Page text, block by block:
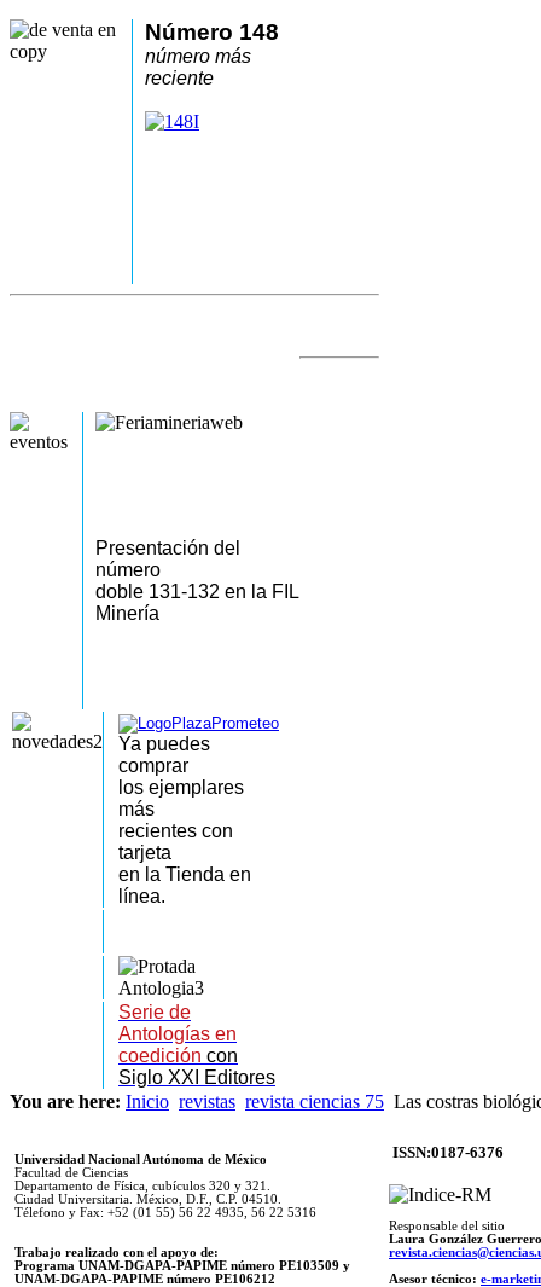
Número 148
número más
reciente
Presentación del
número
doble 131-132 en la FIL
Minería
Ya puedes
comprar
los ejemplares
más
recientes con
tarjeta
en la Tienda en
línea.
Serie de
Antologías en
coedición con
Siglo XXI Editores
You are here: Inicio revistas revista ciencias 75 Las costras
Universidad Nacional Autónoma de México
Facultad de Ciencias
Departamento de Física, cubículos 320 y 321.
Ciudad Universitaria. México, D.F., C.P. 04510.
Télefono y Fax: +52 (01 55) 56 22 4935, 56 22 5316
Trabajo realizado con el apoyo de:
Programa UNAM-DGAPA-PAPIME número PE103509 y
UNAM-DGAPA-PAPIME número PE106212
ISSN:0187-6376
Responsable del sitio
Laura González Guerrero
Asesor técnico: e-